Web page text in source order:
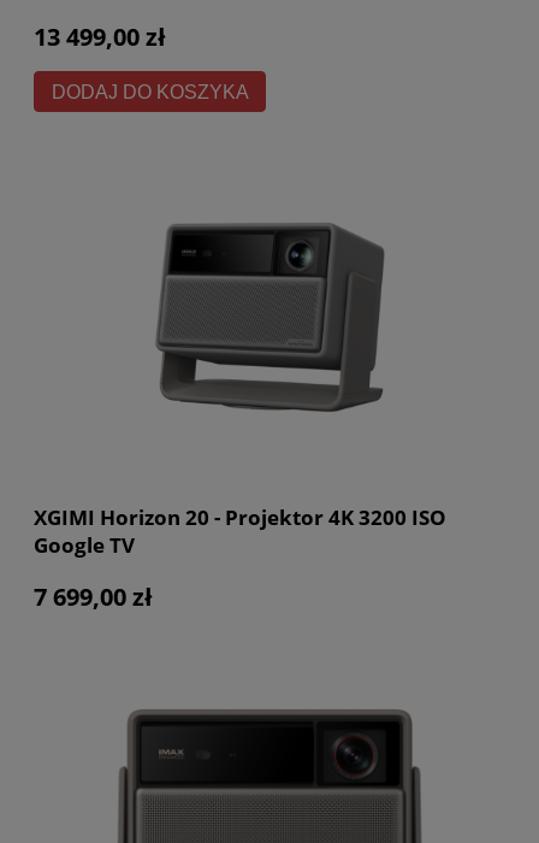
13 499,00 zł
DODAJ DO KOSZYKA
XGIMI Horizon 20 - Projektor 4K 3200 ISO
Google TV
7 699,00 zł